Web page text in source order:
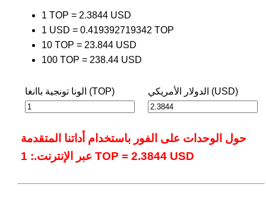
1 TOP = 2.3844 USD
1 USD = 0.419392719342 TOP
10 TOP = 23.844 USD
100 TOP = 238.44 USD
الونا تونجية باانغا (TOP) الدولار الأمريكي (USD)
حول الوحدات على الفور باستخدام أداتنا المتقدمة
عبر الإنترنت.: 1 TOP = 2.3844 USD